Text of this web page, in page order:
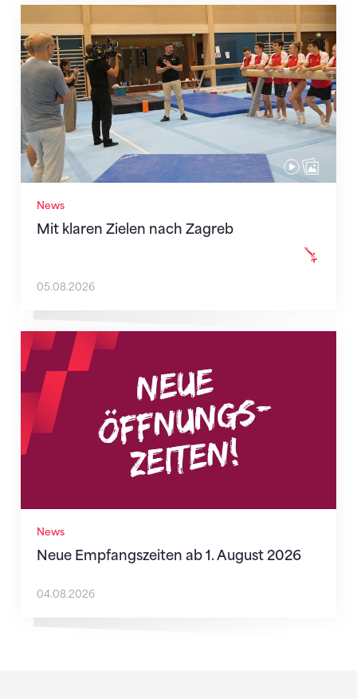
News
Mit klaren Zielen nach Zagreb
Mit klaren Zielen nach Zagreb
05.08.2026
News
Neue Empfangszeiten ab 1. August 2026
Neue Empfangszeiten ab 1. August 2026
04.08.2026